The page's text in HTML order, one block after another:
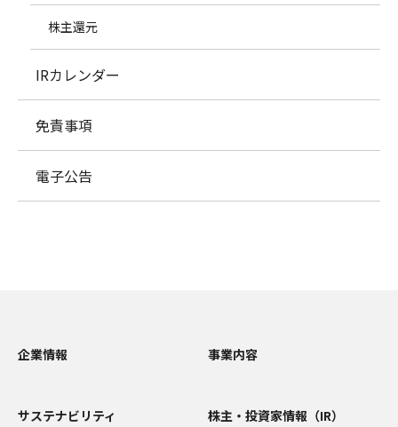
株主還元
IRカレンダー
免責事項
電子公告
企業情報 事業内容
サステナビリティ 株主・投資家情報（IR）